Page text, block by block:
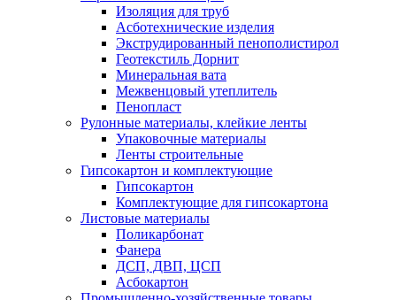
Изоляция для труб
Асботехнические изделия
Экструдированный пенополистирол
Геотекстиль Дорнит
Минеральная вата
Межвенцовый утеплитель
Пенопласт
Рулонные материалы, клейкие ленты
Упаковочные материалы
Ленты строительные
Гипсокартон и комплектующие
Гипсокартон
Комплектующие для гипсокартона
Листовые материалы
Поликарбонат
Фанера
ДСП, ДВП, ЦСП
Асбокартон